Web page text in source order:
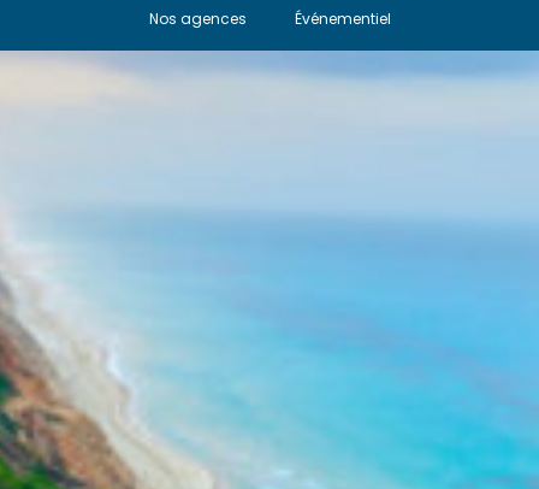
Nos agences
Événementiel